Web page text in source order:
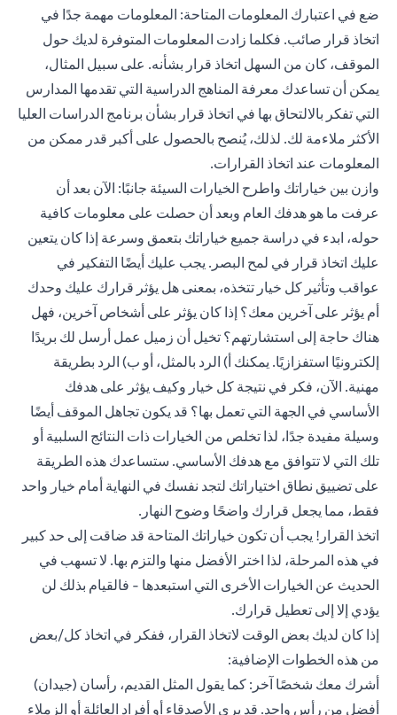
ضع في اعتبارك المعلومات المتاحة: المعلومات مهمة جدًا في
اتخاذ قرار صائب. فكلما زادت المعلومات المتوفرة لديك حول
الموقف، كان من السهل اتخاذ قرار بشأنه. على سبيل المثال،
يمكن أن تساعدك معرفة المناهج الدراسية التي تقدمها المدارس
التي تفكر بالالتحاق بها في اتخاذ قرار بشأن برنامج الدراسات العليا
الأكثر ملاءمة لك. لذلك، يُنصح بالحصول على أكبر قدر ممكن من
المعلومات عند اتخاذ القرارات.
وازن بين خياراتك واطرح الخيارات السيئة جانبًا: الآن بعد أن
عرفت ما هو هدفك العام وبعد أن حصلت على معلومات كافية
حوله، ابدء في دراسة جميع خياراتك بتعمق وسرعة إذا كان يتعين
عليك اتخاذ قرار في لمح البصر. يجب عليك أيضًا التفكير في
عواقب وتأثير كل خيار تتخذه، بمعنى هل يؤثر قرارك عليك وحدك
أم يؤثر على آخرين معك؟ إذا كان يؤثر على أشخاص آخرين، فهل
هناك حاجة إلى استشارتهم؟ تخيل أن زميل عمل أرسل لك بريدًا
إلكترونيًا استفزازيًا. يمكنك أ) الرد بالمثل، أو ب) الرد بطريقة
مهنية. الآن، فكر في نتيجة كل خيار وكيف يؤثر على هدفك
الأساسي في الجهة التي تعمل بها؟ قد يكون تجاهل الموقف أيضًا
وسيلة مفيدة جدًا، لذا تخلص من الخيارات ذات النتائج السلبية أو
تلك التي لا تتوافق مع هدفك الأساسي. ستساعدك هذه الطريقة
على تضييق نطاق اختياراتك لتجد نفسك في النهاية أمام خيار واحد
فقط، مما يجعل قرارك واضحًا وضوح النهار.
اتخذ القرار! يجب أن تكون خياراتك المتاحة قد ضاقت إلى حد كبير
في هذه المرحلة، لذا اختر الأفضل منها والتزم بها. لا تسهب في
الحديث عن الخيارات الأخرى التي استبعدها - فالقيام بذلك لن
يؤدي إلا إلى تعطيل قرارك.
إذا كان لديك بعض الوقت لاتخاذ القرار، ففكر في اتخاذ كل/بعض
من هذه الخطوات الإضافية:
أشرك معك شخصًا آخر: كما يقول المثل القديم، رأسان (جيدان)
أفضل من رأس واحد. قد يرى الأصدقاء أو أفراد العائلة أو الزملاء